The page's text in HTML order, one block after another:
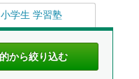
小学生 学習塾